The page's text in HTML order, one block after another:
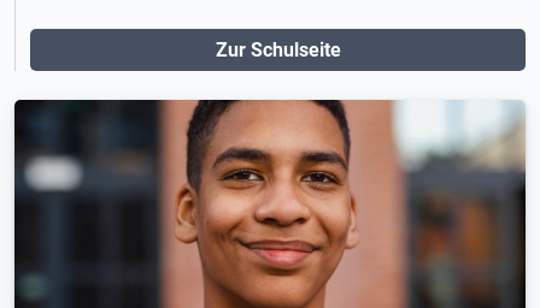
Zur Schulseite